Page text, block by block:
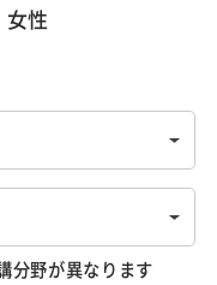
女性
分野が異なります